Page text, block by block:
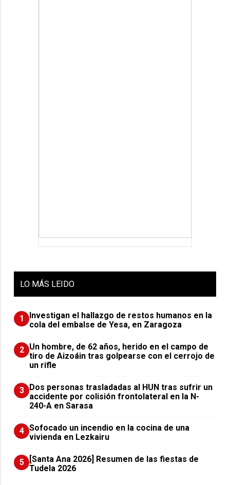
LO MÁS LEIDO
1
Investigan el hallazgo de restos humanos en la
cola del embalse de Yesa, en Zaragoza
2 Un hombre, de 62 años, herido en el campo de
tiro de Aizoáin tras golpearse con el cerrojo de
un rifle
3
​Dos personas trasladadas al HUN tras sufrir un
accidente por colisión frontolateral en la N-
240-A en Sarasa
4 Sofocado un incendio en la cocina de una
vivienda en Lezkairu
5
[Santa Ana 2026] Resumen de las fiestas de
Tudela 2026